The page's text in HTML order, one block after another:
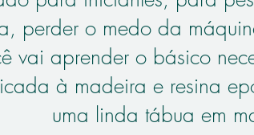
perder o medo da
vai aprender o básico
à madeira e resina
uma linda tábua em